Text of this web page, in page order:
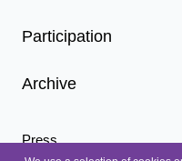
Participation
Archive
Press